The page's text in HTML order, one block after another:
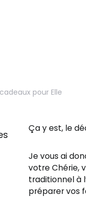
pour Elle
Ça y est, le
Je vous ai
votre Chérie,
traditionnel à
préparer vos